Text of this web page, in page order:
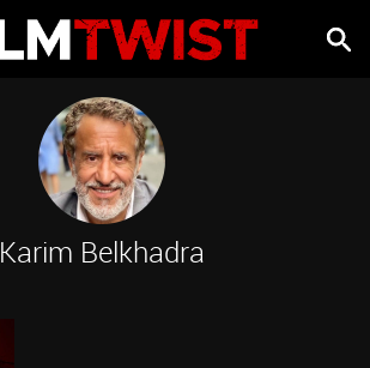
Karim Belkhadra